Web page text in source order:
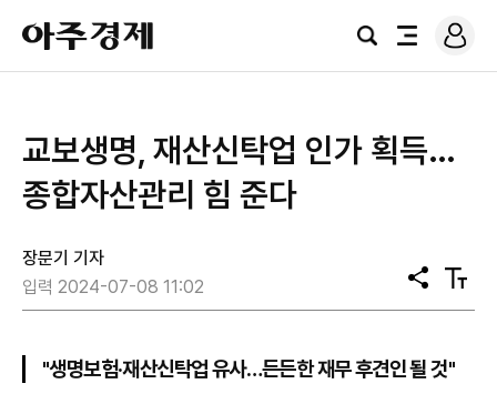
아
주
경
검
전
로
그
교보생명, 재산신탁업 인가 획득…
종합자산관리 힘 준다
장문기 기자
입력 2024-07-08 11:02
공
유
텍
스
"생명보험·재산신탁업 유사…든든한 재무 후견인 될 것"